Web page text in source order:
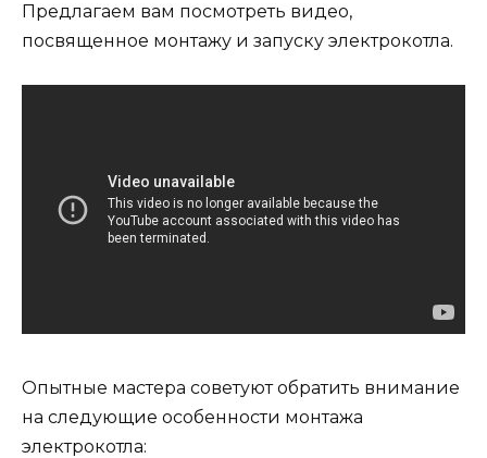
Предлагаем вам посмотреть видео,
посвященное монтажу и запуску электрокотла.
Опытные мастера советуют обратить внимание
на следующие особенности монтажа
электрокотла: